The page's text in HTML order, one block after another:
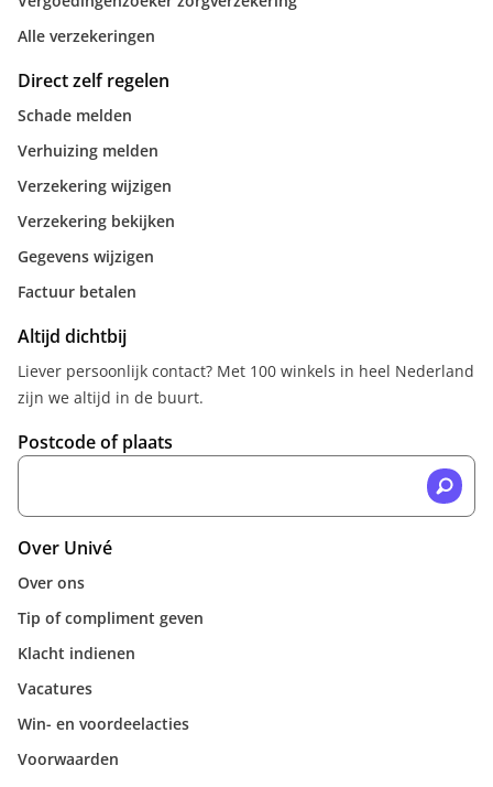
Alle verzekeringen
Direct zelf regelen
Schade melden
Verhuizing melden
Verzekering wijzigen
Verzekering bekijken
Gegevens wijzigen
Factuur betalen
Altijd dichtbij
Liever persoonlijk contact? Met 100 winkels in heel Nederland
zijn we altijd in de buurt.
Postcode of plaats
Over Univé
Over ons
Tip of compliment geven
Klacht indienen
Vacatures
Win- en voordeelacties
Voorwaarden